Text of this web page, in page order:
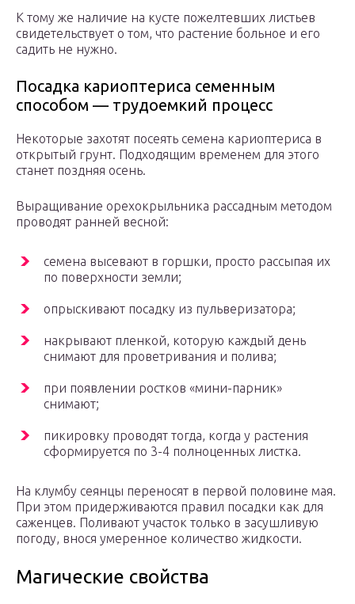
К тому же наличие на кусте пожелтевших листьев
свидетельствует о том, что растение больное и его
садить не нужно.
Посадка кариоптериса семенным
способом — трудоемкий процесс
Некоторые захотят посеять семена кариоптериса в
открытый грунт. Подходящим временем для этого
станет поздняя осень.
Выращивание орехокрыльника рассадным методом
проводят ранней весной:
семена высевают в горшки, просто рассыпая их
по поверхности земли;
опрыскивают посадку из пульверизатора;
накрывают пленкой, которую каждый день
снимают для проветривания и полива;
при появлении ростков «мини-парник»
снимают;
пикировку проводят тогда, когда у растения
сформируется по 3-4 полноценных листка.
На клумбу сеянцы переносят в первой половине мая.
При этом придерживаются правил посадки как для
саженцев. Поливают участок только в засушливую
погоду, внося умеренное количество жидкости.
Магические свойства